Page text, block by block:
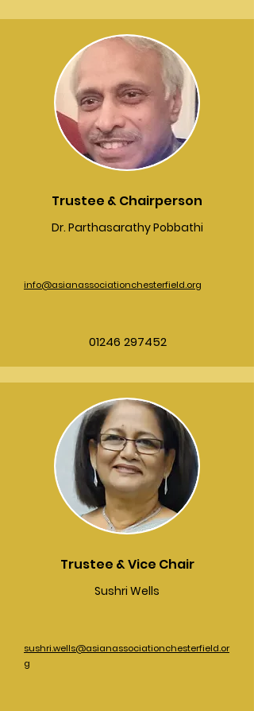
Trustee & Chairperson
Dr. Parthasarathy Pobbathi
info@asianassociationchesterfield.org
01246 297452
Trustee & Vice Chair
Sushri Wells
sushri.wells@asianassociationchesterfield.or
g